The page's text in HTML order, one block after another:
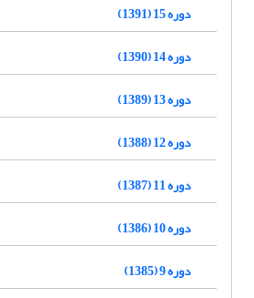
دوره 15 (1391)
دوره 14 (1390)
دوره 13 (1389)
دوره 12 (1388)
دوره 11 (1387)
دوره 10 (1386)
دوره 9 (1385)